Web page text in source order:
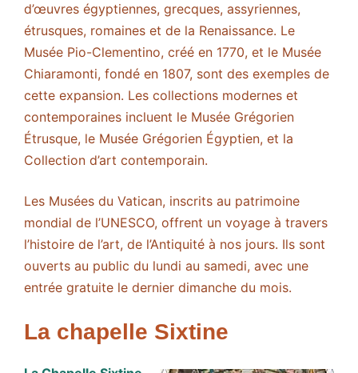
d’œuvres égyptiennes, grecques, assyriennes,
étrusques, romaines et de la Renaissance. Le
Musée Pio-Clementino, créé en 1770, et le Musée
Chiaramonti, fondé en 1807, sont des exemples de
cette expansion. Les collections modernes et
contemporaines incluent le Musée Grégorien
Étrusque, le Musée Grégorien Égyptien, et la
Collection d’art contemporain.
Les Musées du Vatican, inscrits au patrimoine
mondial de l’UNESCO, offrent un voyage à travers
l’histoire de l’art, de l’Antiquité à nos jours. Ils sont
ouverts au public du lundi au samedi, avec une
entrée gratuite le dernier dimanche du mois.
La chapelle Sixtine